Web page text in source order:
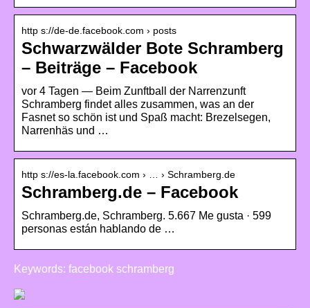
http s://de-de.facebook.com › posts
Schwarzwälder Bote Schramberg
– Beiträge – Facebook
vor 4 Tagen — Beim Zunftball der Narrenzunft
Schramberg findet alles zusammen, was an der
Fasnet so schön ist und Spaß macht: Brezelsegen,
Narrenhäs und …
http s://es-la.facebook.com › … › Schramberg.de
Schramberg.de – Facebook
Schramberg.de, Schramberg. 5.667 Me gusta · 599
personas están hablando de …
Keywords: facebook schramberg